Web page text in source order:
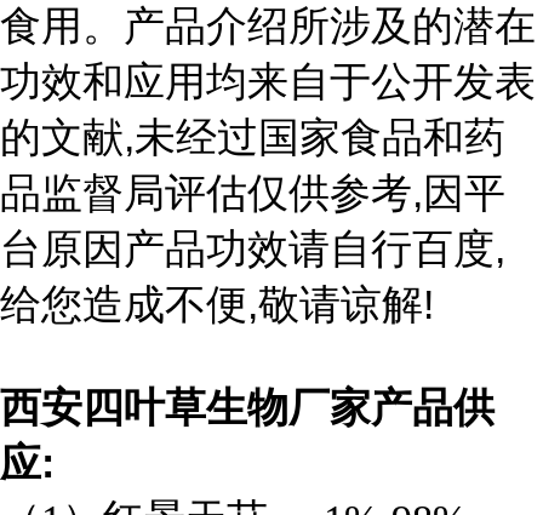
食用。产品介绍所涉及的潜在
功效和应用均来自于公开发表
的文献,未经过国家食品和药
品监督局评估仅供参考,因平
台原因产品功效请自行百度,
给您造成不便,敬请谅解!
西安四叶草生物厂家产品供
应: